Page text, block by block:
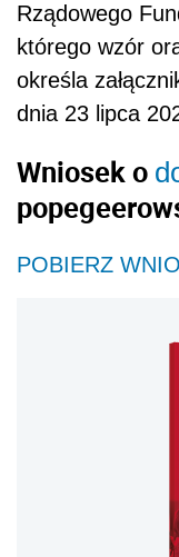
Rządowego
którego wzór
określa
dnia 23 lipca
Wniosek o
POBIERZ